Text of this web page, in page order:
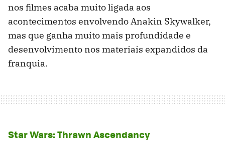
nos filmes acaba muito ligada aos
acontecimentos envolvendo Anakin Skywalker,
mas que ganha muito mais profundidade e
desenvolvimento nos materiais expandidos da
franquia.
Star Wars: Thrawn Ascendancy